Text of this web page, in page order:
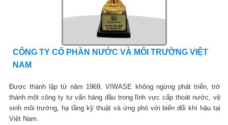
CÔNG TY CỔ PHẦN NƯỚC VÀ MÔI TRƯỜNG VIỆT
NAM
Được thành lập từ năm 1969, VIWASE không ngừng phát triển, trở
thành một công ty tư vấn hàng đầu trong lĩnh vực cấp thoát nước, vệ
sinh môi trường, hạ tầng kỹ thuật và ứng phó với biến đổi khí hậu tại
Việt Nam.